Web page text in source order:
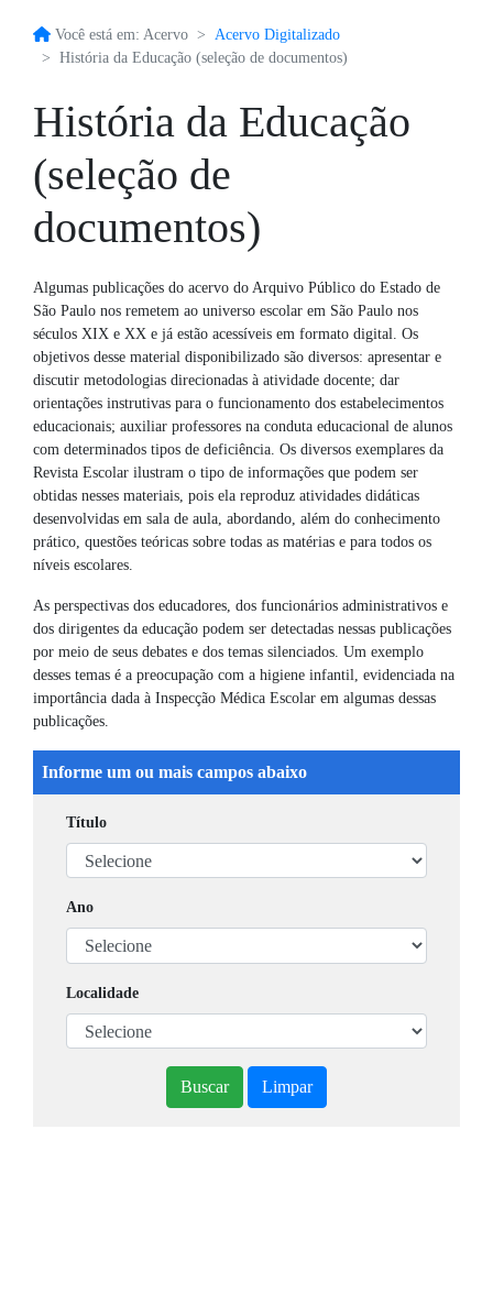
Você está em: Acervo
Acervo Digitalizado
História da Educação (seleção de documentos)
História da Educação
(seleção de
documentos)
Algumas publicações do acervo do Arquivo Público do Estado de
São Paulo nos remetem ao universo escolar em São Paulo nos
séculos XIX e XX e já estão acessíveis em formato digital. Os
objetivos desse material disponibilizado são diversos: apresentar e
discutir metodologias direcionadas à atividade docente; dar
orientações instrutivas para o funcionamento dos estabelecimentos
educacionais; auxiliar professores na conduta educacional de alunos
com determinados tipos de deficiência. Os diversos exemplares da
Revista Escolar ilustram o tipo de informações que podem ser
obtidas nesses materiais, pois ela reproduz atividades didáticas
desenvolvidas em sala de aula, abordando, além do conhecimento
prático, questões teóricas sobre todas as matérias e para todos os
níveis escolares.
As perspectivas dos educadores, dos funcionários administrativos e
dos dirigentes da educação podem ser detectadas nessas publicações
por meio de seus debates e dos temas silenciados. Um exemplo
desses temas é a preocupação com a higiene infantil, evidenciada na
importância dada à Inspecção Médica Escolar em algumas dessas
publicações.
Informe um ou mais campos abaixo
Título
Ano
Localidade
Buscar Limpar